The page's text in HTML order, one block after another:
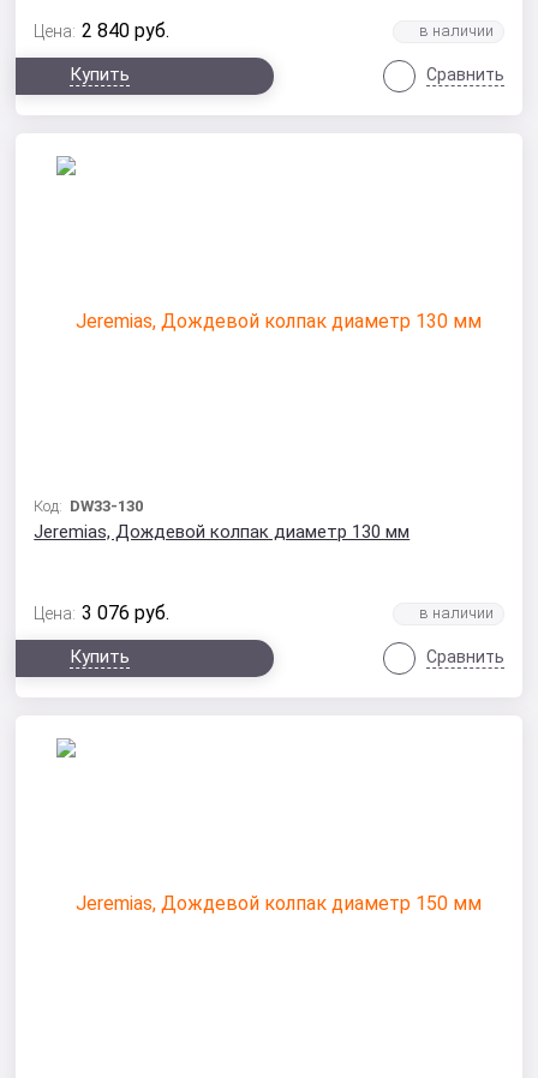
Цена: 2 840 руб.
Купить Сравнить
Код: DW33-130
Jeremias, Дождевой колпак диаметр 130 мм
Цена: 3 076 руб.
Купить Сравнить